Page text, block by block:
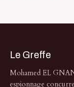
Le Greffe
Mohamed EL
espionnage